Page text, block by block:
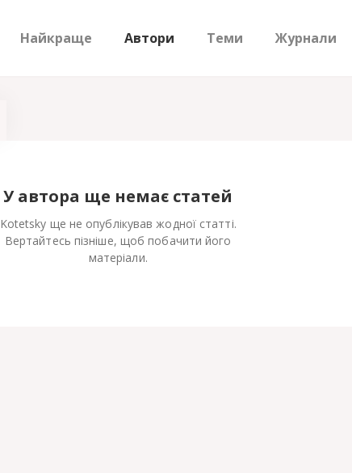
Найкраще Автори Теми Журнали
У автора ще немає статей
Kotetsky ще не опублікував жодної статті.
Вертайтесь пізніше, щоб побачити його
матеріали.